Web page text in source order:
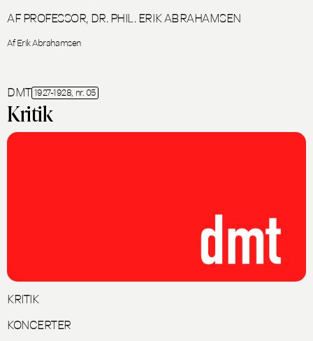
AF PROFESSOR, DR. PHIL. ERIK ABRAHAMSEN
Af Erik Abrahamsen
DMT 1927-1928, nr. 05
Kritik
KRITIK
KONCERTER